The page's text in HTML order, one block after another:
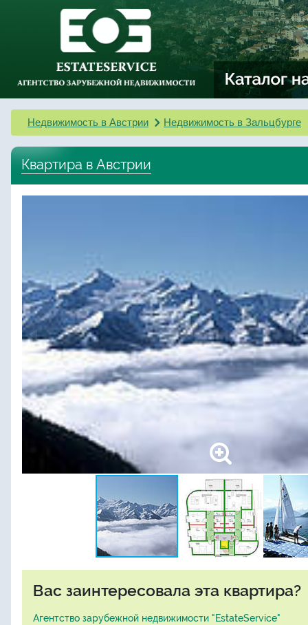
Недвижимость в Австрии Недвижимость в Зальцбурге
Квартира в Австрии
Вас заинтересовала эта квартира?
Агентство зарубежной недвижимости "EstateService"